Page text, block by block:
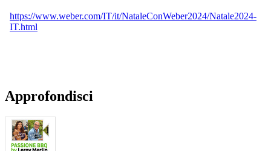
https://www.weber.com/IT/it/NataleConWeber2024/Natale2024-
IT.html
Approfondisci